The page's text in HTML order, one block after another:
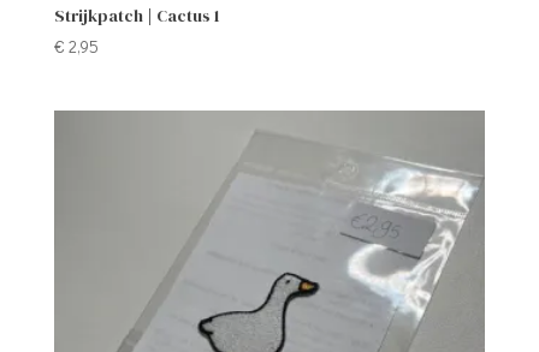
Strijkpatch | Cactus 1
€ 2,95